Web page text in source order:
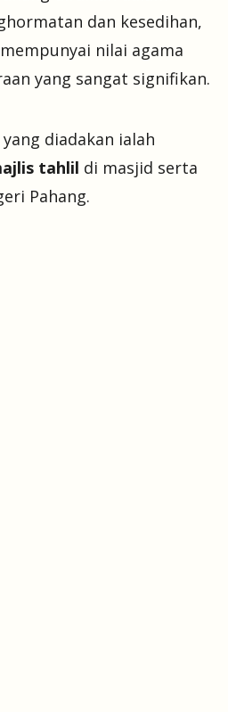
dan kesedihan,
nilai agama
yang sangat signifikan.
diadakan ialah
tahlil di masjid serta
Pahang.